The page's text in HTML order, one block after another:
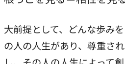
事例紹介
大前提として、どんな歩み
の人の人生があり、尊重さ